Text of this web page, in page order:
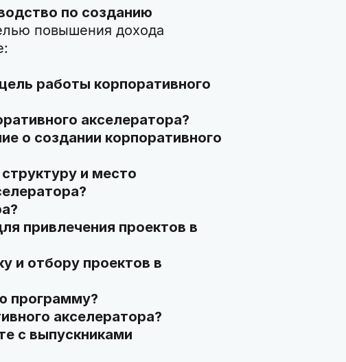
по созданию
повышения дохода
работы корпоративного
акселератора?
о создании корпоративного
и место
привлечения проектов в
и отбору проектов в
программу?
акселератора?
с выпускниками